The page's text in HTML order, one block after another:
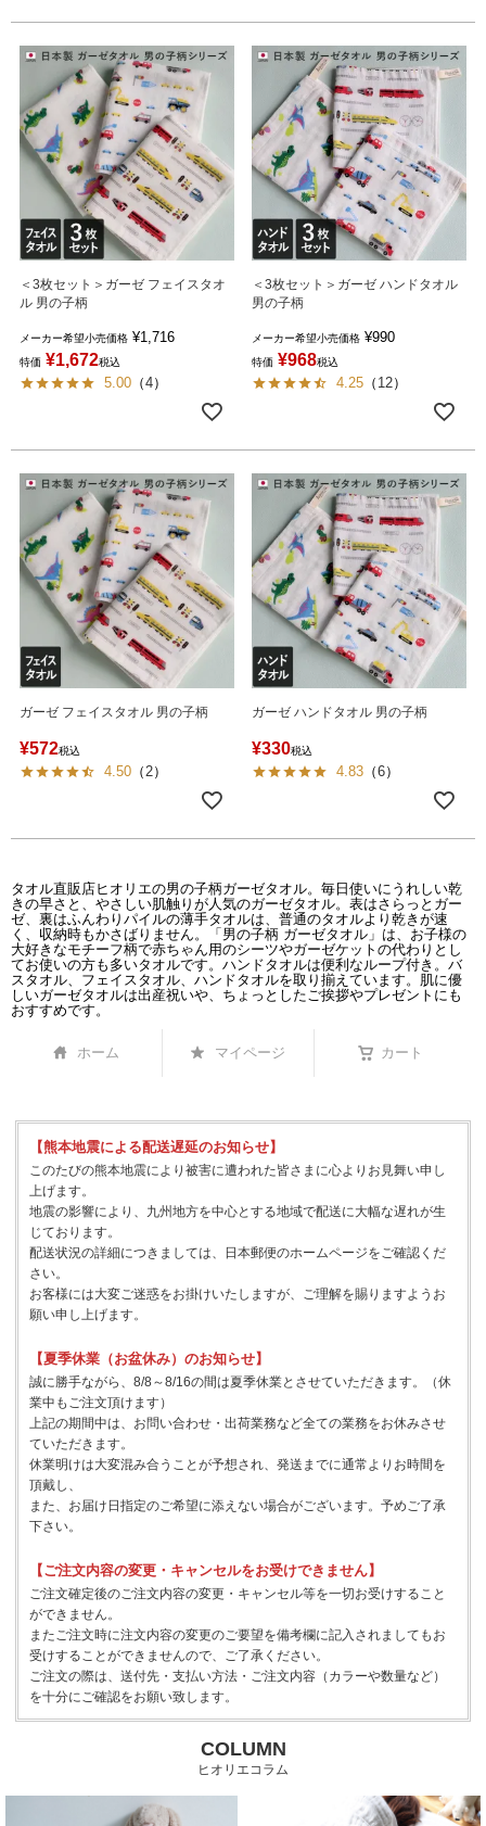
＜3枚セット＞ガーゼ フェイスタオ
ル 男の子柄
メーカー希望小売価格 ¥1,716
特価 ¥1,672税込
5.00 （4）
＜3枚セット＞ガーゼ ハンドタオル
男の子柄
メーカー希望小売価格 ¥990
特価 ¥968税込
4.25 （ 12）
ガーゼ フェイスタオル 男の子柄
¥572税込
4.50 （ 2）
ガーゼ ハンドタオル 男の子柄
¥330税込
4.83 （6）
タオル直販店ヒオリエの男の子柄ガーゼタオル。毎日使いにうれしい乾
きの早さと、やさしい肌触りが人気のガーゼタオル。表はさらっとガー
ゼ、裏はふんわりパイルの薄手タオルは、普通のタオルより乾きが速
く、収納時もかさばりません。「男の子柄 ガーゼタオル」は、お子様の
大好きなモチーフ柄で赤ちゃん用のシーツやガーゼケットの代わりとし
てお使いの方も多いタオルです。ハンドタオルは便利なループ付き。バ
スタオル、フェイスタオル、ハンドタオルを取り揃えています。肌に優
しいガーゼタオルは出産祝いや、ちょっとしたご挨拶やプレゼントにも
おすすめです。
ホーム マイページ カート
【熊本地震による配送遅延のお知らせ】
このたびの熊本地震により被害に遭われた皆さまに心よりお見舞い申し
上げます。
地震の影響により、九州地方を中心とする地域で配送に大幅な遅れが生
じております。
配送状況の詳細につきましては、日本郵便のホームページをご確認くだ
さい。
お客様には大変ご迷惑をお掛けいたしますが、ご理解を賜りますようお
願い申し上げます。
【夏季休業（お盆休み）のお知らせ】
誠に勝手ながら、8/8～8/16の間は夏季休業とさせていただきます。（休
業中もご注文頂けます）
上記の期間中は、お問い合わせ・出荷業務など全ての業務をお休みさせ
ていただきます。
休業明けは大変混み合うことが予想され、発送までに通常よりお時間を
頂戴し、
また、お届け日指定のご希望に添えない場合がございます。予めご了承
下さい。
【ご注文内容の変更・キャンセルをお受けできません】
ご注文確定後のご注文内容の変更・キャンセル等を一切お受けすること
ができません。
またご注文時に注文内容の変更のご要望を備考欄に記入されましてもお
受けすることができませんので、ご了承ください。
ご注文の際は、送付先・支払い方法・ご注文内容（カラーや数量など）
を十分にご確認をお願い致します。
COLUMN
ヒオリエコラム